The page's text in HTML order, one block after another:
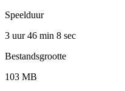
Speelduur
3 uur 46 min 8 sec
Bestandsgrootte
103 MB